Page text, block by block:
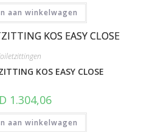
aan winkelwagen
KOS EASY CLOSE
1.304,06
aan winkelwagen